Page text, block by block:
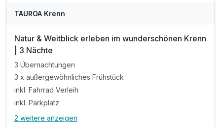
TAUROA Krenn
Natur & Weitblick erleben im wunderschönen Krenn
| 3 Nächte
3 Übernachtungen
3 x außergewöhnliches Frühstück
inkl. Fahrrad Verleih
inkl. Parkplatz
Alle Inklusivleistungen
2 weitere anzeigen